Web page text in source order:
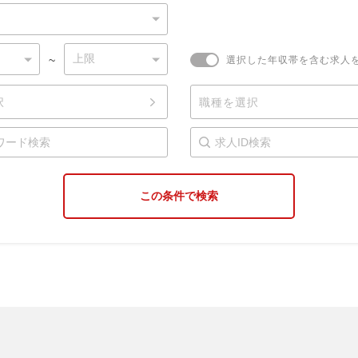
~ 選択した年収帯を含む求人
職種を選択
この条件で検索